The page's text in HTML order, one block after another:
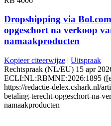
Dropshipping via
opgeschort na verkoop
namaakproducten
Kopieer citeerwijze | Uitspraak
Rechtspraak (NL/EU) 15 apr
ECLI:NL:RBMNE:2026:1895
https://redactie-delex.cshark.nl/
betaling-terecht-opgeschort-na-
namaakproducten